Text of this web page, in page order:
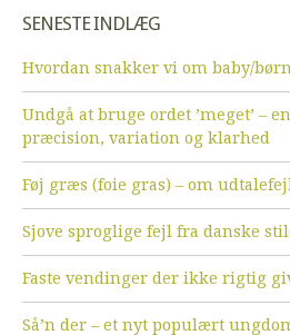
SENESTE INDLÆG
Hvordan snakker vi om baby/
Undgå at bruge ordet ’meget’ –
præcision, variation og klarhed
Føj græs (foie gras) – om
Sjove sproglige fejl fra danske
Faste vendinger der ikke rigtig
Så’n der – et nyt populært